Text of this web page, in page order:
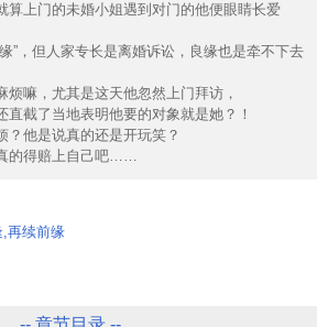
算上门的未婚小姐遇到对门的他便眼睛长爱
”，但人家专长是离婚诉讼，良缘也是牵不下去
烦嘛，尤其是这天他忽然上门拜访，
直截了当地表明他要的对象就是她？！
他是说真的还是开玩笑？
的得赔上自己吧……
再续前缘